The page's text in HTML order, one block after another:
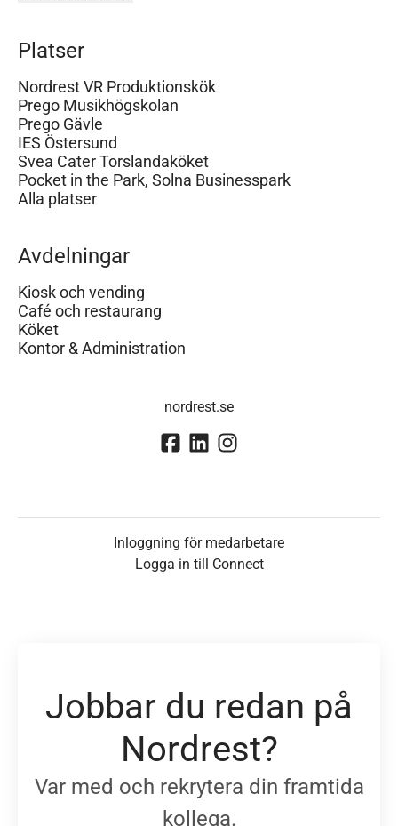
Platser
Nordrest VR Produktionskök
Prego Musikhögskolan
Prego Gävle
IES Östersund
Svea Cater Torslandaköket
Pocket in the Park, Solna Businesspark
Alla platser
Avdelningar
Kiosk och vending
Café och restaurang
Köket
Kontor & Administration
nordrest.se
Inloggning för medarbetare
Logga in till Connect
Jobbar du redan på
Nordrest?
Var med och rekrytera din framtida
kollega.